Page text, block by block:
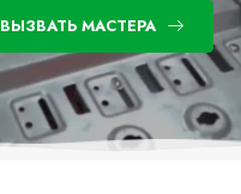
ВЫЗВАТЬ МАСТЕРА